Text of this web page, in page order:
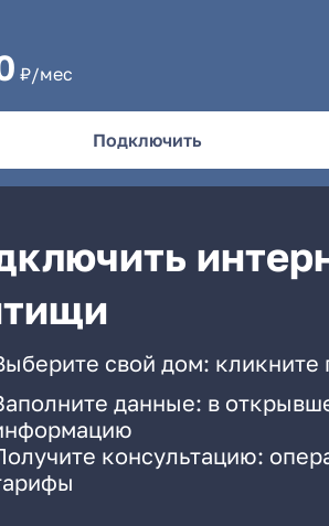
₽/мес
Подключить
свой дом:
данные: в
консультацию: